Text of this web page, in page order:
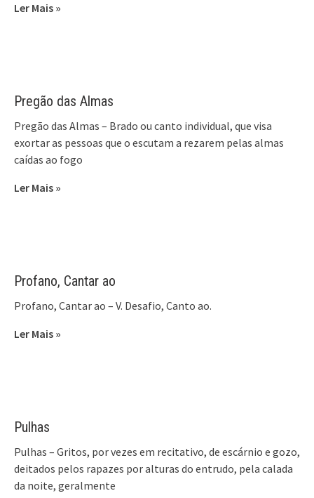
Ler Mais »
Pregão das Almas
Pregão das Almas – Brado ou canto individual, que visa
exortar as pessoas que o escutam a rezarem pelas almas
caídas ao fogo
Ler Mais »
Profano, Cantar ao
Profano, Cantar ao – V. Desafio, Canto ao.
Ler Mais »
Pulhas
Pulhas – Gritos, por vezes em recitativo, de escárnio e gozo,
deitados pelos rapazes por alturas do entrudo, pela calada
da noite, geralmente